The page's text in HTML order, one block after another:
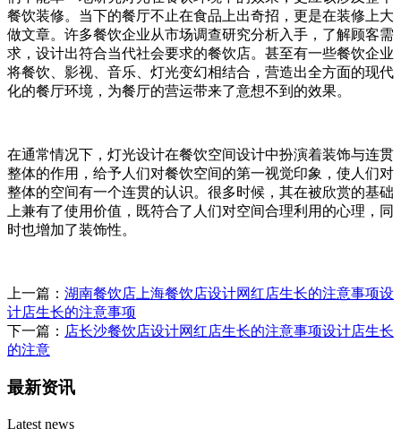
餐饮装修。当下的餐厅不止在食品上出奇招，更是在装修上大
做文章。许多餐饮企业从市场调查研究分析入手，了解顾客需
求，设计出符合当代社会要求的餐饮店。甚至有一些餐饮企业
将餐饮、影视、音乐、灯光变幻相结合，营造出全方面的现代
化的餐厅环境，为餐厅的营运带来了意想不到的效果。
在通常情况下，灯光设计在餐饮空间设计中扮演着装饰与连贯
整体的作用，给予人们对餐饮空间的第一视觉印象，使人们对
整体的空间有一个连贯的认识。很多时候，其在被欣赏的基础
上兼有了使用价值，既符合了人们对空间合理利用的心理，同
时也增加了装饰性。
上一篇： 湖南餐饮店上海餐饮店设计网红店生长的注意事项设
计店生长的注意事项
下一篇： 店长沙餐饮店设计网红店生长的注意事项设计店生长
的注意
最新资讯
Latest news